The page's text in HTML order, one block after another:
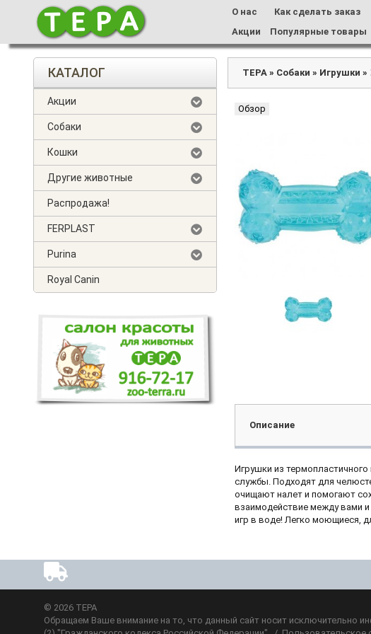
О нас Как сделать заказ
Акции
Популярные товары
КАТАЛОГ
Акции
Собаки
Кошки
Другие животные
Распродажа!
FERPLAST
Purina
Royal Canin
ТЕРА » Собаки » Игрушки »
Обзор
Описание
Игрушки из
службы. Подходят для
очищают налет и помогают
взаимодействие между вами и
игр в воде! Легко моющиеся,
© 2026 ТЕРА
Обращаем Ваше внимание на то, что данный сайт носит исключительно